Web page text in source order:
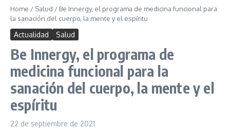
Home / Salud / Be Innergy, el programa de medicina funcional para
la sanación del cuerpo, la mente y el espíritu
Actualidad Salud
Be Innergy, el programa de
medicina funcional para la
sanación del cuerpo, la mente y el
espíritu
22 de septiembre de 2021